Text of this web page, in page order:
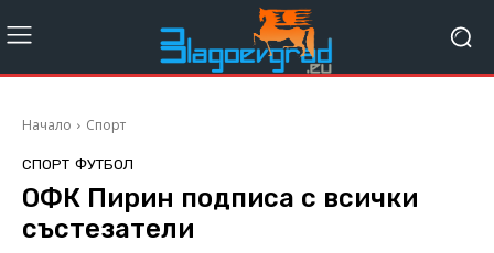
Начало Спорт
СПОРТ ФУТБОЛ
ОФК Пирин подписа с всички
състезатели